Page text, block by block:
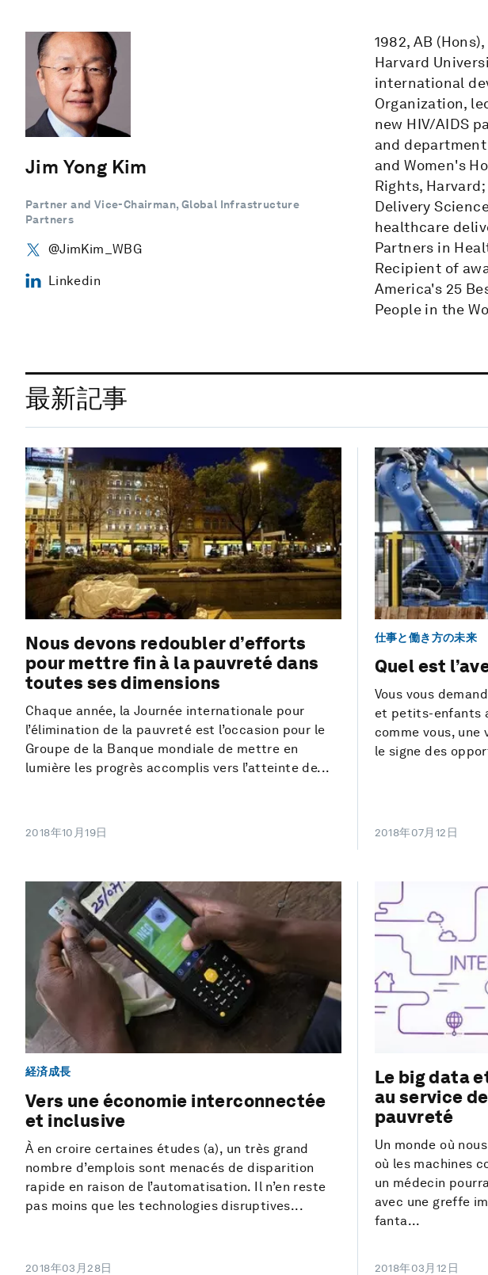
Jim Yong Kim
Partner and Vice-Chairman, Global Infrastructure
Partners
@JimKim_WBG
Linkedin
1982, AB
Harvard
international
Organization,
new HIV/AIDS
and
and Women's
Rights,
Delivery
healthcare
Partners in
Recipient of
America's 25
People in the
最新記事
Nous devons redoubler d’efforts
pour mettre fin à la pauvreté dans
toutes ses dimensions
Chaque année, la Journée internationale pour
l’élimination de la pauvreté est l’occasion pour le
Groupe de la Banque mondiale de mettre en
lumière les progrès accomplis vers l’atteinte de...
2018年10月19日
仕事と働き方の未来
Quel est
Vous vous
et petits-enfants
comme vous, une
le signe des
2018年07月12日
経済成長
Vers une économie interconnectée
et inclusive
À en croire certaines études (a), un très grand
nombre d’emplois sont menacés de disparition
rapide en raison de l’automatisation. Il n’en reste
pas moins que les technologies disruptives...
2018年03月28日
Le big data
au service
pauvreté
Un monde où
où les machines
un médecin
avec une greffe
fanta...
2018年03月12日